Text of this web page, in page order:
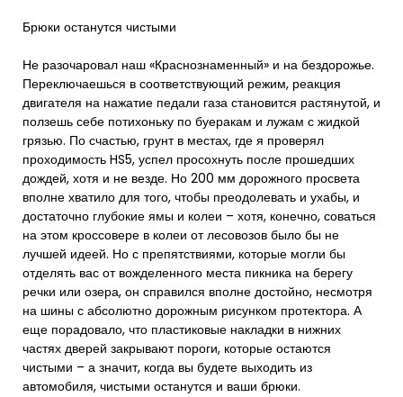
Брюки останутся чистыми
Не разочаровал наш «Краснознаменный» и на бездорожье.
Переключаешься в соответствующий режим, реакция
двигателя на нажатие педали газа становится растянутой, и
ползешь себе потихоньку по буеракам и лужам с жидкой
грязью. По счастью, грунт в местах, где я проверял
проходимость HS5, успел просохнуть после прошедших
дождей, хотя и не везде. Но 200 мм дорожного просвета
вполне хватило для того, чтобы преодолевать и ухабы, и
достаточно глубокие ямы и колеи – хотя, конечно, соваться
на этом кроссовере в колеи от лесовозов было бы не
лучшей идеей. Но с препятствиями, которые могли бы
отделять вас от вожделенного места пикника на берегу
речки или озера, он справился вполне достойно, несмотря
на шины с абсолютно дорожным рисунком протектора. А
еще порадовало, что пластиковые накладки в нижних
частях дверей закрывают пороги, которые остаются
чистыми – а значит, когда вы будете выходить из
автомобиля, чистыми останутся и ваши брюки.